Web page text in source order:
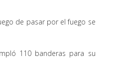
de pasar por el fuego se
110 banderas para su